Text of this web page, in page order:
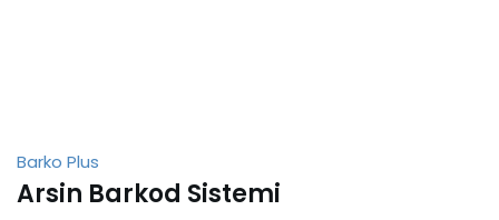
Barko Plus
Arsin Barkod Sistemi